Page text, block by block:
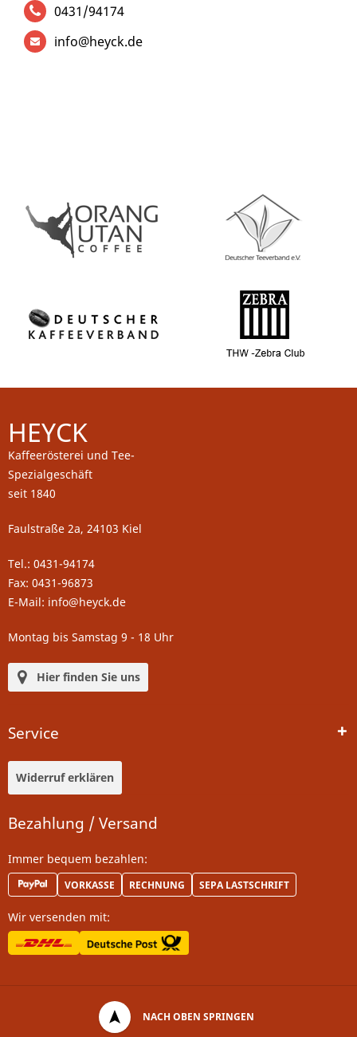
0431/94174
info@heyck.de
HEYCK
Kaffeerösterei und Tee-
Spezialgeschäft
seit 1840
Faulstraße 2a, 24103 Kiel
Tel.: 0431-94174
Fax: 0431-96873
E-Mail: info@heyck.de
Montag bis Samstag 9 - 18 Uhr
Hier finden Sie uns
Service
Widerruf erklären
Bezahlung / Versand
Immer bequem bezahlen:
VORKASSE RECHNUNG SEPA LASTSCHRIFT
Wir versenden mit:
NACH OBEN SPRINGEN